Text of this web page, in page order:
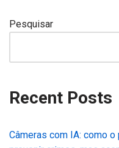
Pesquisar
Recent Posts
Câmeras com IA: como